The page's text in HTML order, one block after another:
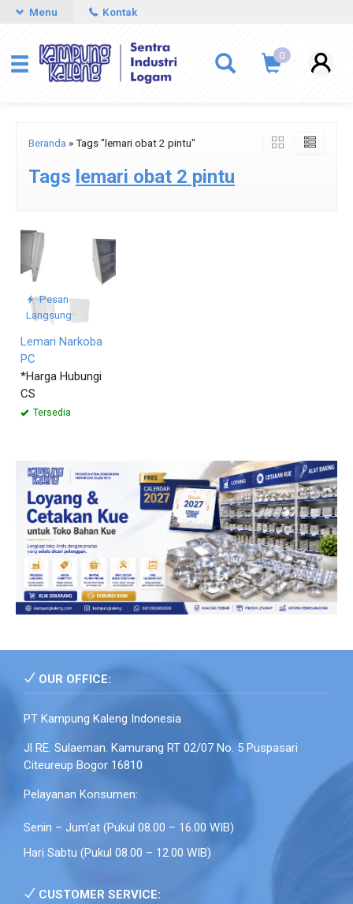
Menu Kontak
0
Beranda »Tags "lemari obat 2 pintu"
Tags lemari obat 2 pintu
Pesan
Langsung
Lemari Narkoba
PC
*Harga Hubungi
CS
Tersedia
OUR OFFICE:
PT Kampung Kaleng Indonesia
Jl RE. Sulaeman. Kamurang RT 02/07 No. 5 Puspasari
Citeureup Bogor 16810
Pelayanan Konsumen:
Senin – Jum’at (Pukul 08.00 – 16.00 WIB)
Hari Sabtu (Pukul 08.00 – 12.00 WIB)
CUSTOMER SERVICE: